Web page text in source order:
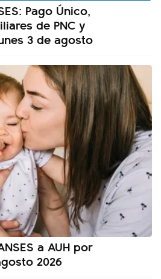
Pago Único,
de PNC y
3 de agosto
a AUH por
2026